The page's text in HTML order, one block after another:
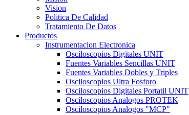
Vision
Politica De Calidad
Tratamiento De Datos
Productos
Instrumentacion Electronica
Osciloscopios Digitales UNIT
Fuentes Variables Sencillas UNIT
Fuentes Variables Dobles y Triples
Osciloscopios Ultra Fosforo
Osciloscopios Digitales Portatil UNIT
Osciloscopios Analogos PROTEK
Osciloscopios Analogos "MCP"